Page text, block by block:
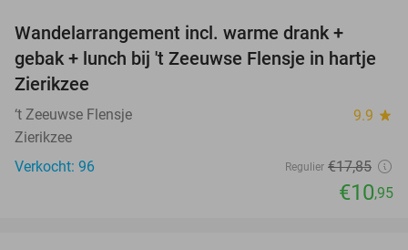
Wandelarrangement incl. warme drank +
gebak + lunch bij 't Zeeuwse Flensje in hartje
Zierikzee
‘t Zeeuwse Flensje 9.9 star
Zierikzee
Verkocht: 96
Regulier €17,85
€10,95